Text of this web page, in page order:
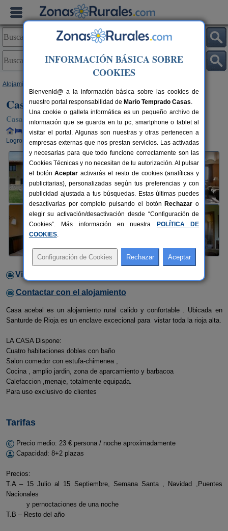
Alojamientos
Casa Acebal
Casa Rural en Santurde (La Rioja)
Alquiler completo y por habitaciones 8+2 plazas
45 km de
Logroño
Video
Contactar con el alojamiento
Casa acebal es un alojamiento rural calido y confortable . Ubicada en
Santurde de Rioja es un enclave excecional para vistar toda la rioja alta.
LA CASA Dispone:
Cuatro habitaciones dobles con baño
Salon comedor con estufa-chimenea ,
Cocina , amplio jardin, zona de aparcamiento y barbacoa
Calefaccion ,menaje, totalmente equipada.
Para uso exclusivo de clientes
Tarifas
Precio medio: 23 € persona / noche aproximadamente
Capacidad: 8+2 plazas
Precios:
T.A – 15 Julio al 15 Septiembre, Semana Santa , Navidad ,Puentes
Nacionales
y pernoctaciones de una noche
T.B – Resto del año
INFORMACIÓN BÁSICA SOBRE
COOKIES
Bienvenid@ a la información básica sobre las cookies de
nuestro portal responsabilidad de Mario Temprado Casas.
Una cookie o galleta informática es un pequeño archivo de
información que se guarda en tu pc, smartphone o tablet al
visitar el portal. Algunas son nuestras y otras pertenecen a
empresas externas que nos prestan servicios. Las activadas
y necesarias para que todo funcione correctamente son las
Cookies Técnicas y no necesitan de tu autorización. Al pulsar
el botónAceptar activarás el resto de cookies (analíticas y
publicitarias), personalizadas según tus preferencias y con
publicidad ajustada a tus búsquedas. Estas últimas puedes
desactivarlas por completo pulsando el botón Rechazar o
elegir su activación/desactivación desde “Configuración de
Cookies”. Más información en nuestra
POLÍTICA DE
COOKIES.